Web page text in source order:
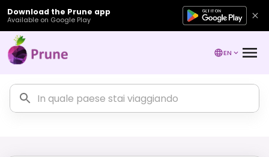
Download the Prune app
Available on Google Play
EN